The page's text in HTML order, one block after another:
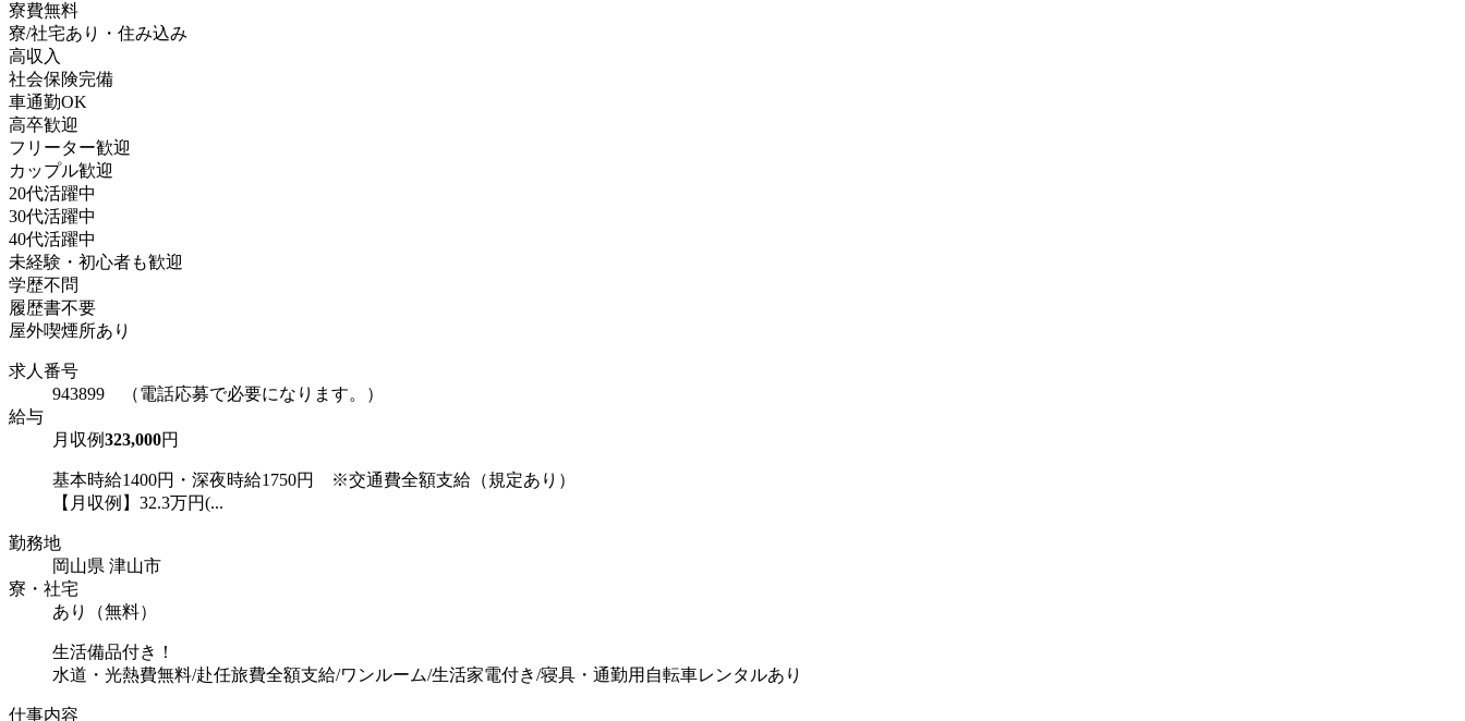
寮費無料
寮/社宅あり・住み込み
高収入
社会保険完備
車通勤OK
高卒歓迎
フリーター歓迎
カップル歓迎
20代活躍中
30代活躍中
40代活躍中
未経験・初心者も歓迎
学歴不問
履歴書不要
屋外喫煙所あり
求人番号
943899 （電話応募で必要になります。）
給与
月収例323,000円
基本時給1400円・深夜時給1750円 ※交通費全額支給（規定あり）
【月収例】32.3万円(...
勤務地
岡山県 津山市
寮・社宅
あり（無料）
生活備品付き！
水道・光熱費無料/赴任旅費全額支給/ワンルーム/生活家電付き/寝具・通勤用自転車レンタルあり
仕事内容